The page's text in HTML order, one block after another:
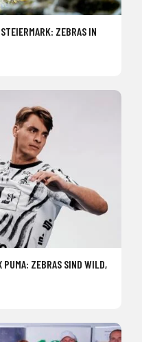
ZEBRAS IN
PUMA: ZEBRAS SIND WILD,